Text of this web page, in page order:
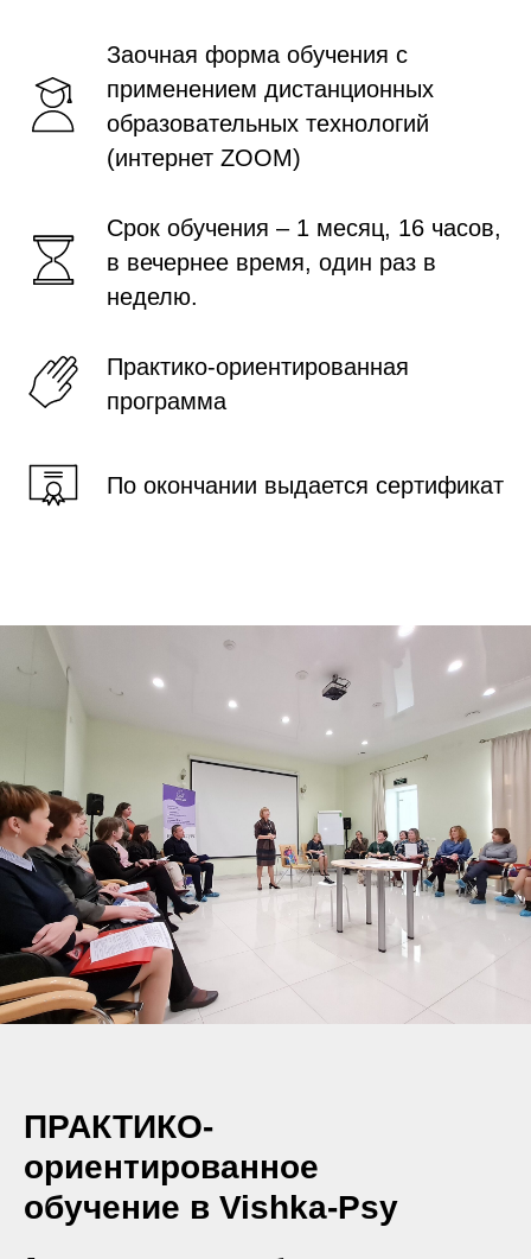
Заочная форма обучения с
применением дистанционных
образовательных технологий
(интернет ZOOM)
Срок обучения – 1 месяц, 16 часов,
в вечернее время, один раз в
неделю.
Практико-ориентированная
программа
По окончании выдается сертификат
ПРАКТИКО-
ориентированное
обучение в Vishka-Psy